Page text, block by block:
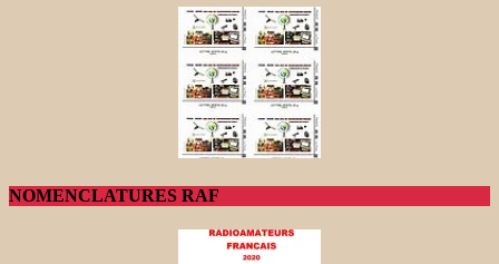
NOMENCLATURES RAF